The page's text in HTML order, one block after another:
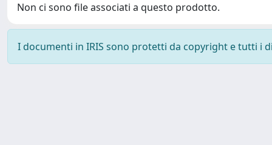
Non ci sono file associati a questo prodotto.
I documenti in IRIS sono protetti da copyright e tutti i